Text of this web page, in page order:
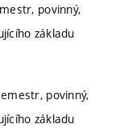
povinný,
základu
povinný,
základu